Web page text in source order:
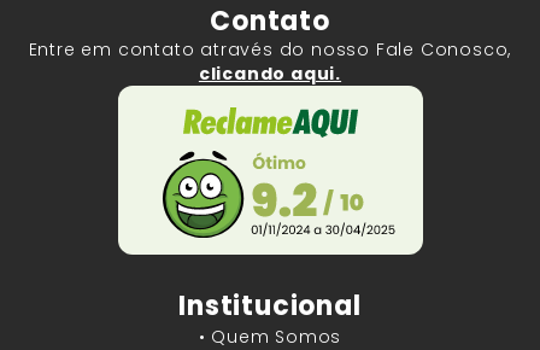
Contato
Entre em contato através do nosso Fale Conosco,
clicando aqui.
Institucional
• Quem Somos